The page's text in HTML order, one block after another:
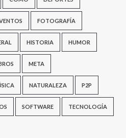
FOTOGRAFÍA
HISTORIA HUMOR
META
NATURALEZA P2P
SOFTWARE TECNOLOGÍA